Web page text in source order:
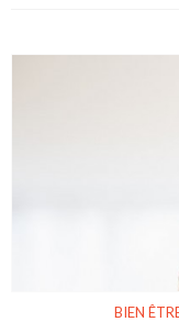
BIEN